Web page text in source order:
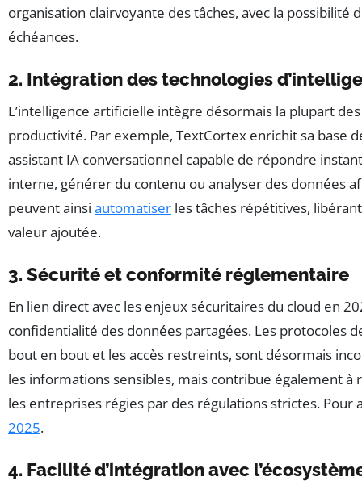
organisation clairvoyante des tâches, avec la possibilité
échéances.
2. Intégration des technologies
L’intelligence artificielle intègre désormais la plupart
productivité. Par exemple, TextCortex enrichit sa base
assistant IA conversationnel capable de répondre
interne, générer du contenu ou analyser des données
peuvent ainsi automatiser les tâches répétitives,
valeur ajoutée.
3. Sécurité et conformité réglementaire
En lien direct avec les enjeux sécuritaires du cloud en
confidentialité des données partagées. Les protocoles
bout en bout et les accès restreints, sont désormais
les informations sensibles, mais contribue également
les entreprises régies par des régulations strictes.
2025.
4. Facilité d’intégration avec